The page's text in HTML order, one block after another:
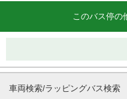
このバス停の
車両検索/ラッピングバス検索